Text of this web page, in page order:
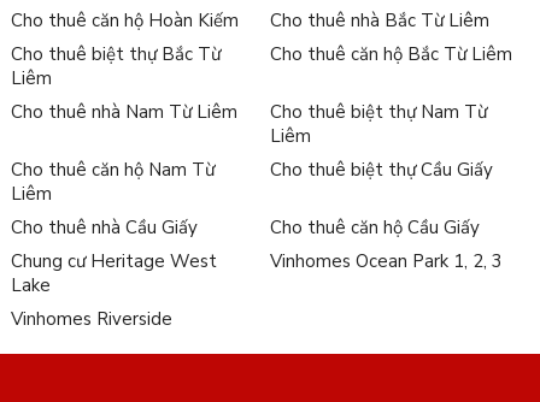
Cho thuê căn hộ Hoàn Kiếm
Cho thuê nhà Bắc Từ Liêm
Cho thuê biệt thự Bắc Từ
Liêm
Cho thuê căn hộ Bắc Từ Liêm
Cho thuê nhà Nam Từ Liêm
Cho thuê biệt thự Nam Từ
Liêm
Cho thuê căn hộ Nam Từ
Liêm
Cho thuê biệt thự Cầu Giấy
Cho thuê nhà Cầu Giấy
Cho thuê căn hộ Cầu Giấy
Chung cư Heritage West
Lake
Vinhomes Ocean Park 1, 2, 3
Vinhomes Riverside